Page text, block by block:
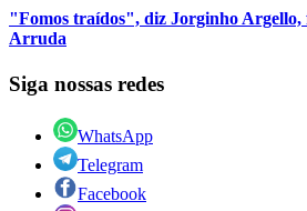
"Fomos traídos", diz Jorginho Argello,
Arruda
Siga nossas redes
WhatsApp
Telegram
Facebook